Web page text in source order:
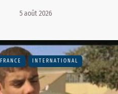
5 août 2026
FRANCE INTERNATIONAL